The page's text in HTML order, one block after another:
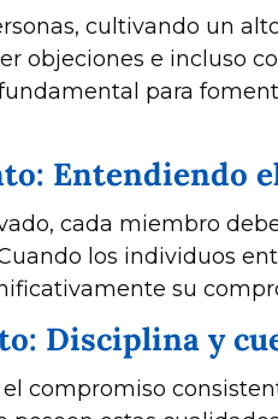
cultivando un
objeciones e incluso
para
Entendiendo
cada miembro
los individuos
su
Disciplina y
compromiso